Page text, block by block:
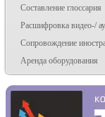
Составление глоссария
Расшифровка видео-/
Сопровождение
Аренда оборудования